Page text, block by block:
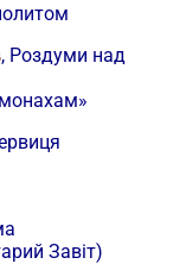
, Роздуми над
Завіт)